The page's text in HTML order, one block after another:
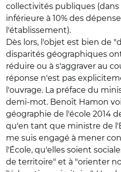
collectivités publiques
inférieure à 10% des
l'établissement).
Dès lors, l'objet est bien de
disparités géographiques
réduire ou à s'aggraver au
réponse n'est pas
l'ouvrage. La préface du
demi-mot. Benoît Hamon
géographie de l'école 2014
qu'en tant que ministre de
me suis engagé à mener
l'École, qu'elles soient
de territoire" et à "orienter